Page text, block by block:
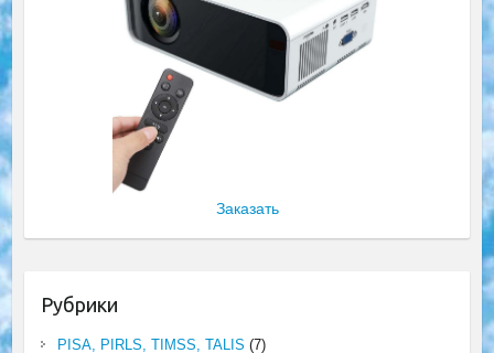
Заказать
Рубрики
PISA, PIRLS, TIMSS, TALIS (7)